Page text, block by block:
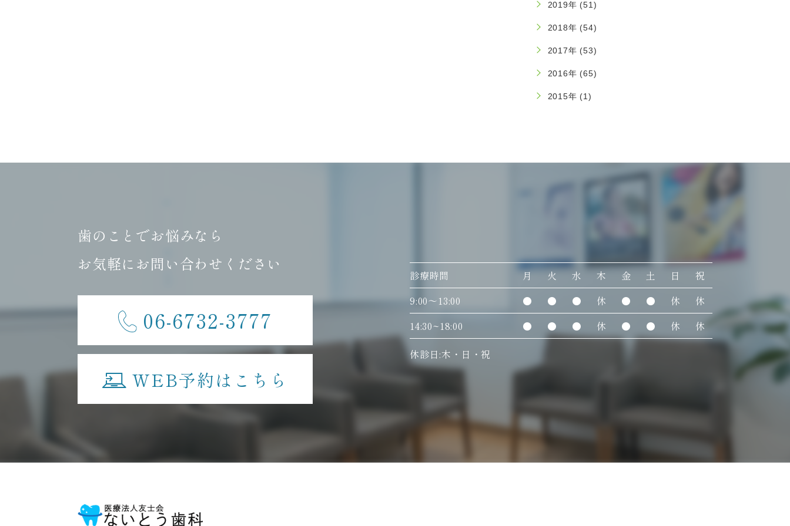
2019年 (51)
2018年 (54)
2017年 (53)
2016年 (65)
2015年 (1)
歯のことでお悩みなら
お気軽にお問い合わせください
06-6732-3777
WEB予約はこちら
診療時間 月 火 水 木 金 土 日
祝
9:00〜13:00
● ● ● 休 ● ● 休
休
14:30~18:00
● ● ● 休 ● ● 休
休
休診日:木・日・祝